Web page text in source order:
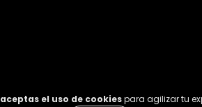
aceptas el uso de cookiespara agilizar tu